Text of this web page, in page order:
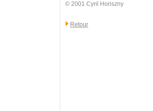
© 2001 Cyril Horiszny
Retour